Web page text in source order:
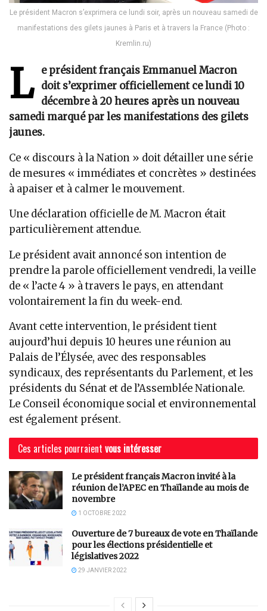
Le président Macron s’exprimera ce lundi soir, après un nouveau samedi de
manifestations des gilets jaunes à Paris et à travers la France (Photo :
Kremlin.ru)
L
e président français Emmanuel Macron
doit s’exprimer officiellement ce lundi 10
décembre à 20 heures après un nouveau
samedi marqué par les manifestations des gilets
jaunes.
Ce « discours à la Nation » doit détailler une série
de mesures « immédiates et concrètes » destinées
à apaiser et à calmer le mouvement.
Une déclaration officielle de M. Macron était
particulièrement attendue.
Le président avait annoncé son intention de
prendre la parole officiellement vendredi, la veille
de « l’acte 4 » à travers le pays, en attendant
volontairement la fin du week-end.
Avant cette intervention, le président tient
aujourd’hui depuis 10 heures une réunion au
Palais de l’Élysée, avec des responsables
syndicaux, des représentants du Parlement, et les
présidents du Sénat et de l’Assemblée Nationale.
Le Conseil économique social et environnemental
est également présent.
Ces articles pourraient vous intéresser
Le président français Macron invité à la
réunion de l’APEC en Thaïlande au mois de
novembre
1 OCTOBRE 2022
Ouverture de 7 bureaux de vote en Thaïlande
pour les élections présidentielle et
législatives 2022
29 JANVIER 2022